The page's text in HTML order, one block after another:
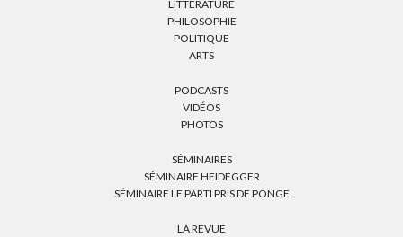
LITTÉRATURE
PHILOSOPHIE
POLITIQUE
ARTS
PODCASTS
VIDÉOS
PHOTOS
SÉMINAIRES
SÉMINAIRE HEIDEGGER
SÉMINAIRE LE PARTI PRIS DE PONGE
LA REVUE